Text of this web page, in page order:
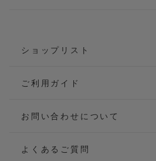
ショップリスト
ご利用ガイド
お問い合わせについて
よくあるご質問